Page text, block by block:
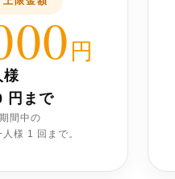
円
様
円まで
間中の
様 1 回まで。